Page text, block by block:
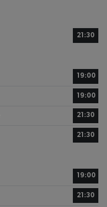
21:30
19:00
19:00
21:30
21:30
19:00
21:30